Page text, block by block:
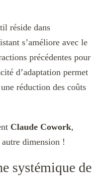
réside dans
s’améliore avec le
précédentes pour
d’adaptation permet
réduction des coûts
Claude Cowork,
dimension !
systémique de